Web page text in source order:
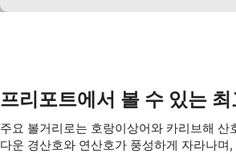
프리포트에서 볼 수 있는
주요 볼거리로는 호랑이상어와 카리브해
다운 경산호와 연산호가 풍성하게 자라나
Understand audiences through
IAB 특별 기능:
Use precise geolocation data